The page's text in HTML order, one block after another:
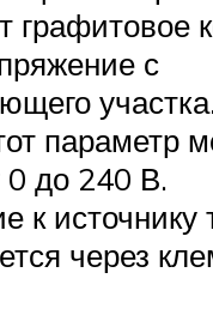
с
параметр
0 до 240 В.
к источнику
через